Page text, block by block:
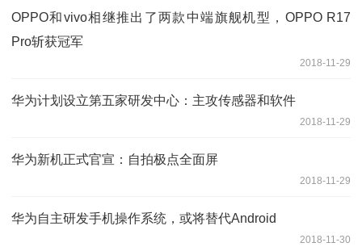
OPPO和vivo相继推出了两款中端旗舰机型，OPPO R17
Pro斩获冠军
2018-11-29
华为计划设立第五家研发中心：主攻传感器和软件
2018-11-29
华为新机正式官宣：自拍极点全面屏
2018-11-29
华为自主研发手机操作系统，或将替代Android
2018-11-30